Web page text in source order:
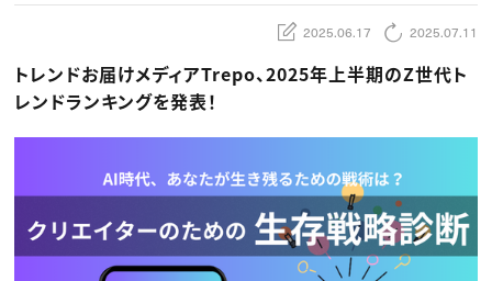
動画配信・映像制作
ディレクション
業界解説・キャリア事情
お役立ち基礎知識
ゲームクリエイター
映像クリエイター
マーケッター
C＆R Magazine
ニュース・トレンド
ゲーム・エンタメ
広告
出版
CREATIVE VILLAGEからのお知らせ
2025.06.17 2025.07.11
トレンドお届けメディアTrepo、2025年上半期のZ世代ト
レンドランキングを発表！